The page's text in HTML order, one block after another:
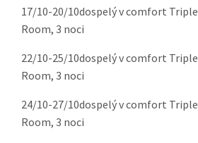
17/10-20/10dospelý v comfort Triple
Room, 3 noci
22/10-25/10dospelý v comfort Triple
Room, 3 noci
24/10-27/10dospelý v comfort Triple
Room, 3 noci